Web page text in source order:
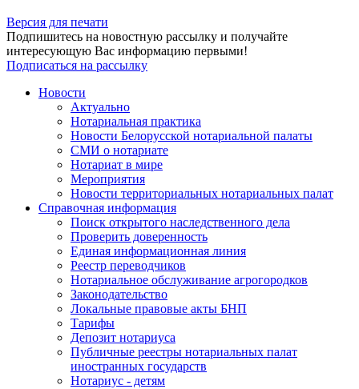
Версия для печати
Подпишитесь на новостную рассылку и получайте
интересующую Вас информацию первыми!
Подписаться на рассылку
Новости
Актуально
Нотариальная практика
Новости Белорусской нотариальной палаты
СМИ о нотариате
Нотариат в мире
Мероприятия
Новости территориальных нотариальных палат
Справочная информация
Поиск открытого наследственного дела
Проверить доверенность
Единая информационная линия
Реестр переводчиков
Нотариальное обслуживание агрогородков
Законодательство
Локальные правовые акты БНП
Тарифы
Депозит нотариуса
Публичные реестры нотариальных палат
иностранных государств
Нотариус - детям